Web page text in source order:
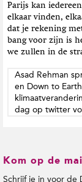
Parijs kan
elkaar vinden,
dat je rekening
bang voor zijn is
we zullen in de
Asad Rehman
en Down to
dag op twitter
Kom op de
Schrijf je in voor de